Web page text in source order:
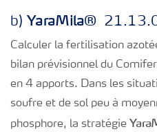
b) YaraMila®
Calculer la fertilisation
bilan prévisionnel du
en 4 apports. Dans les
soufre et de sol peu à
phosphore, la stratégie Yara